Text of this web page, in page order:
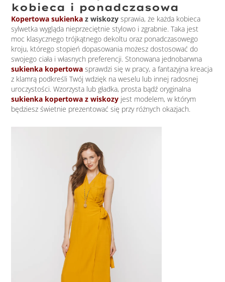
kobieca i ponadczasowa
Kopertowa sukienkaz wiskozy sprawia, że każda kobieca
sylwetka wygląda nieprzeciętnie stylowo i zgrabnie. Taka jest
moc klasycznego trójkątnego dekoltu oraz ponadczasowego
kroju, którego stopień dopasowania możesz dostosować do
swojego ciała i własnych preferencji. Stonowana jednobarwna
sukienka kopertowa sprawdzi się w pracy, a fantazyjna kreacja
z klamrą podkreśli Twój wdzięk na weselu lub innej radosnej
uroczystości. Wzorzysta lub gładka, prosta bądź oryginalna
sukienka kopertowa z wiskozy jest modelem, w którym
będziesz świetnie prezentować się przy różnych okazjach.